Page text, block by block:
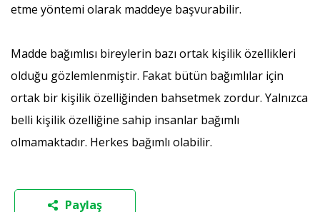
etme yöntemi olarak maddeye başvurabilir.
Madde bağımlısı bireylerin bazı ortak kişilik özellikleri
olduğu gözlemlenmiştir. Fakat bütün bağımlılar için
ortak bir kişilik özelliğinden bahsetmek zordur. Yalnızca
belli kişilik özelliğine sahip insanlar bağımlı
olmamaktadır. Herkes bağımlı olabilir.
Paylaş